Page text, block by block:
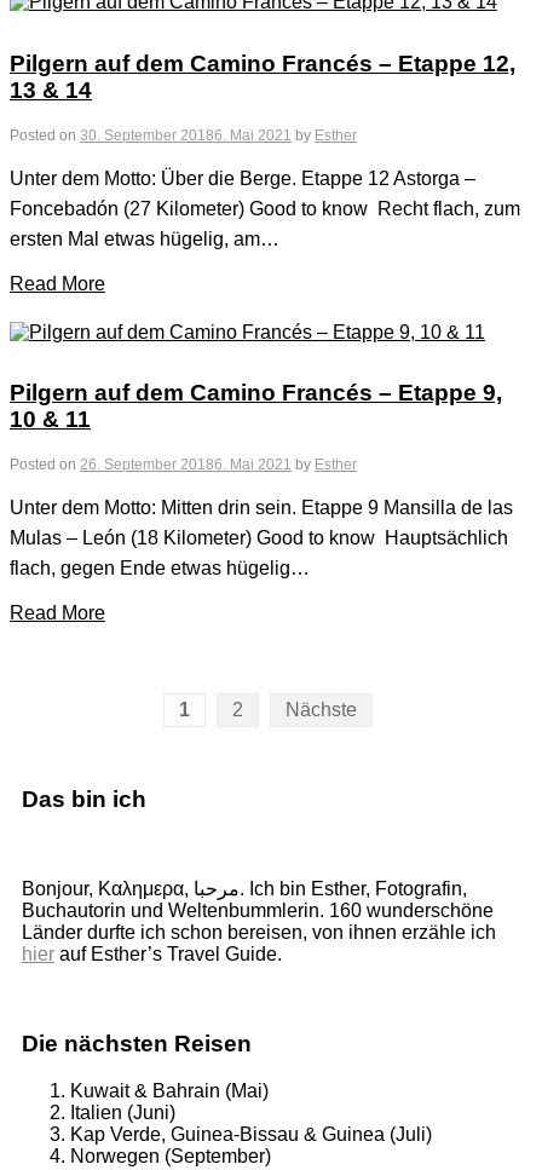
Pilgern auf dem Camino Francés – Etappe 12,
13 & 14
Posted on 30. September 20186. Mai 2021 by Esther
Unter dem Motto: Über die Berge. Etappe 12 Astorga –
Foncebadón (27 Kilometer) Good to know Recht flach, zum
ersten Mal etwas hügelig, am…
Read More
Pilgern auf dem Camino Francés – Etappe 9,
10 & 11
Posted on 26. September 20186. Mai 2021 by Esther
Unter dem Motto: Mitten drin sein. Etappe 9 Mansilla de las
Mulas – León (18 Kilometer) Good to know Hauptsächlich
flach, gegen Ende etwas hügelig…
Read More
Seitennummerierung
1 2 Nächste
Das bin ich
Bonjour, Καλημερα, مرحبا. Ich bin Esther, Fotografin,
Buchautorin und Weltenbummlerin. 160 wunderschöne
Länder durfte ich schon bereisen, von ihnen erzähle ich
hier auf Esther’s Travel Guide.
Die nächsten Reisen
Kuwait & Bahrain (Mai)
Italien (Juni)
Kap Verde, Guinea-Bissau & Guinea (Juli)
Norwegen (September)